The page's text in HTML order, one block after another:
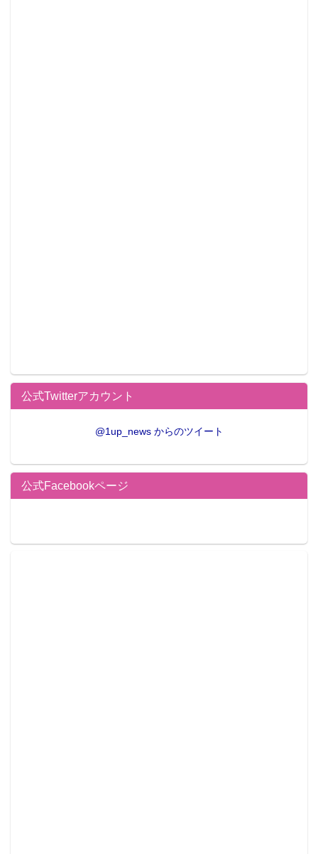
公式Twitterアカウント
@1up_news からのツイート
公式Facebookページ